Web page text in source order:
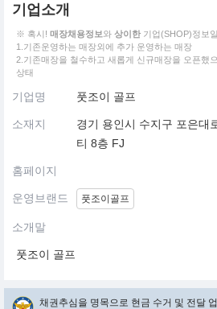
기업소개
※ 혹시! 매장채용정보와 상이한 기업(SHOP)정보
1.기존운영하는 매장외에 추가 운영하는 매장
2.기존매장을 철수하고 새롭게 신규매장을 오픈했
상태
기업명 풋조이 골프
소재지
경기 용인시 수지구 포은대
티 8층 FJ
홈페이지
운영브랜드 풋조이골프
소개말
풋조이 골프
채권추심을 명목으로 현금 수거 및 전달